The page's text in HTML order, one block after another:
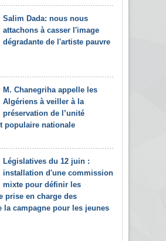
Salim Dada: nous nous
attachons à casser l'image
dégradante de l'artiste pauvre
M. Chanegriha appelle les
Algériens à veiller à la
préservation de l’unité
populaire nationale
Législatives du 12 juin :
installation d'une commission
mixte pour définir les
prise en charge des
la campagne pour les jeunes